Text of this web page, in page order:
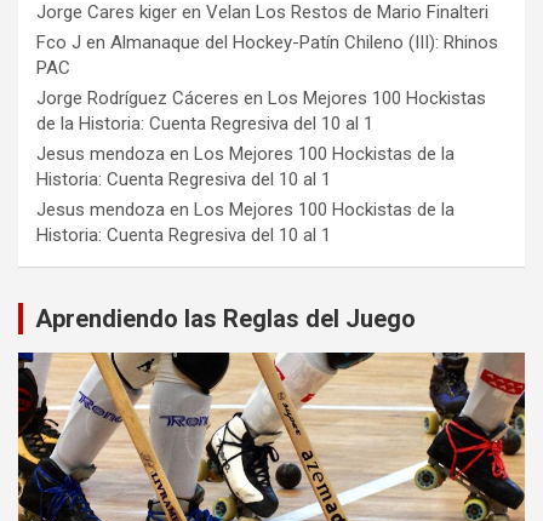
Jorge Cares kiger en Velan Los Restos de Mario Finalteri
Fco J en Almanaque del Hockey-Patín Chileno (III): Rhinos
PAC
Jorge Rodríguez Cáceres en Los Mejores 100 Hockistas
de la Historia: Cuenta Regresiva del 10 al 1
Jesus mendoza en Los Mejores 100 Hockistas de la
Historia: Cuenta Regresiva del 10 al 1
Jesus mendoza en Los Mejores 100 Hockistas de la
Historia: Cuenta Regresiva del 10 al 1
Aprendiendo las Reglas del Juego